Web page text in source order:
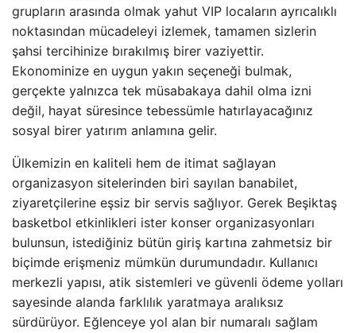
grupların arasında olmak yahut VIP locaların ayrıcalıklı
noktasından mücadeleyi izlemek, tamamen sizlerin
şahsi tercihinize bırakılmış birer vaziyettir.
Ekonominize en uygun yakın seçeneği bulmak,
gerçekte yalnızca tek müsabakaya dahil olma izni
değil, hayat süresince tebessümle hatırlayacağınız
sosyal birer yatırım anlamına gelir.
Ülkemizin en kaliteli hem de itimat sağlayan
organizasyon sitelerinden biri sayılan banabilet,
ziyaretçilerine eşsiz bir servis sağlıyor. Gerek Beşiktaş
basketbol etkinlikleri ister konser organizasyonları
bulunsun, istediğiniz bütün giriş kartına zahmetsiz bir
biçimde erişmeniz mümkün durumundadır. Kullanıcı
merkezli yapısı, atik sistemleri ve güvenli ödeme yolları
sayesinde alanda farklılık yaratmaya aralıksız
sürdürüyor. Eğlenceye yol alan bir numaralı sağlam